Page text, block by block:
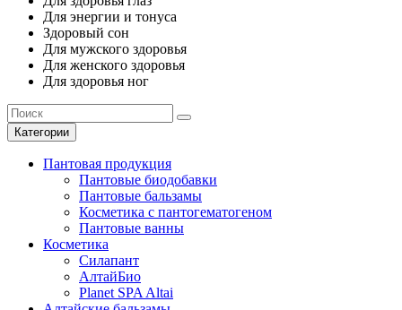
Для энергии и тонуса
Здоровый сон
Для мужского здоровья
Для женского здоровья
Для здоровья ног
Категории
Пантовая продукция
Пантовые биодобавки
Пантовые бальзамы
Косметика с пантогематогеном
Пантовые ванны
Косметика
Силапант
АлтайБио
Planet SPA Altai